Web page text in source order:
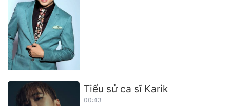
Tiểu sử ca sĩ Karik
00:43